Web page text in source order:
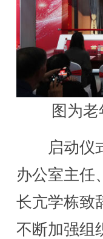
图为
启动仪式
办公室主任
长亢学栋致
不断加强组